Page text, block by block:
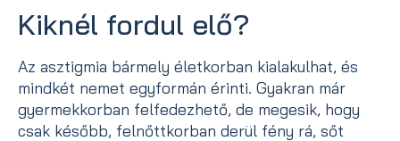
Kiknél fordul elő?
Az asztigmia bármely életkorban kialakulhat, és
mindkét nemet egyformán érinti. Gyakran már
gyermekkorban felfedezhető, de megesik, hogy
csak később, felnőttkorban derül fény rá, sőt